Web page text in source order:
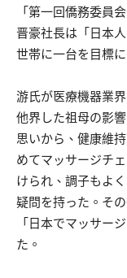
「第一回僑務委員
晋豪社長は「日本
世帯に一台を目標
游氏が医療機器業
他界した祖母の影
思いから、健康維
めてマッサージチ
けられ、調子もよ
疑問を持った。そ
「日本でマッサー
た。